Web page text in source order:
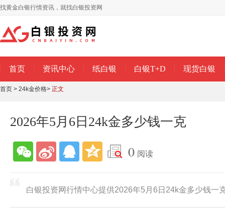
找黄金白银行情资讯，就找白银投资网
首页 资讯中心 纸白银 白银T+D 现货白银
首页 > 24k金价格> 正文
2026年5月6日24k金多少钱一克
0 阅读
白银投资网行情中心提供2026年5月6日24k金多少钱一